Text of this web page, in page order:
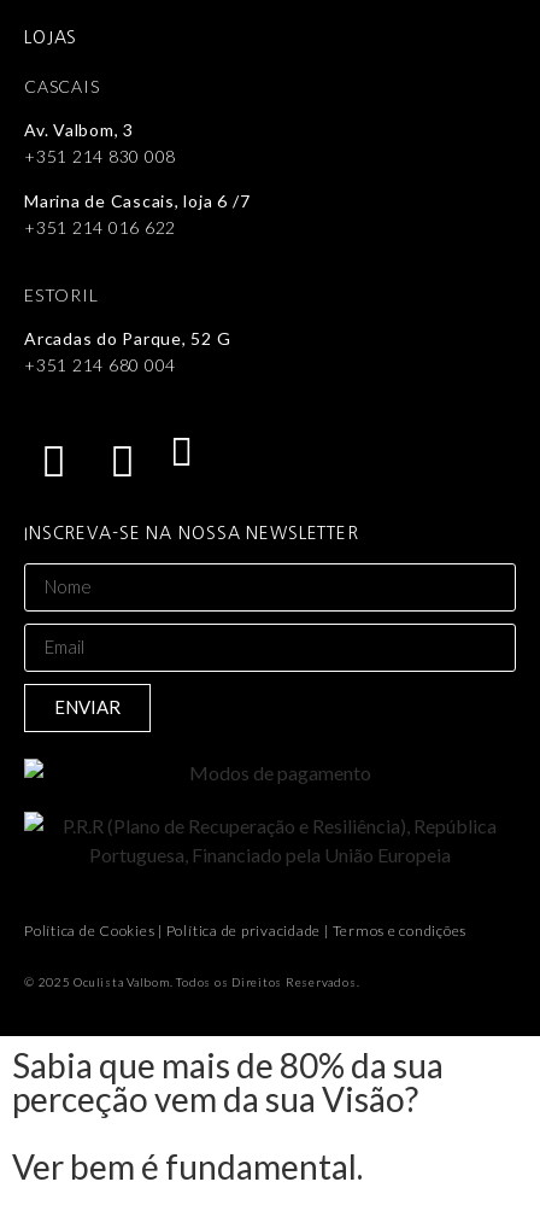
LOJAS
CASCAIS
Av. Valbom, 3
+351 214 830 008
Marina de Cascais, loja 6 /7
+351 214 016 622
ESTORIL
Arcadas do Parque, 52 G
+351 214 680 004
INSCREVA-SE NA NOSSA NEWSLETTER
ENVIAR
Política de Cookies | Política de privacidade | Termos e condições
© 2025 Oculista Valbom. Todos os Direitos Reservados.
Sabia que mais de 80% da sua
perceção vem da sua Visão?
Ver bem é fundamental.